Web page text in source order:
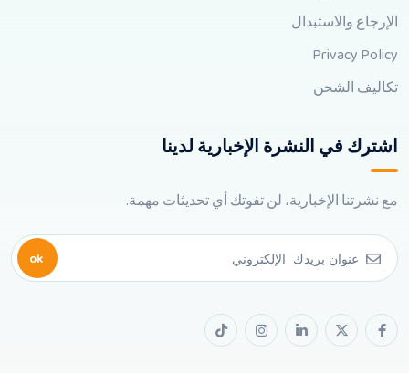
الإرجاع والاستبدال
Privacy Policy
تكاليف الشحن
اشترك في النشرة الإخبارية لدينا
مع نشرتنا الإخبارية، لن تفوتك أي تحديثات مهمة.
ok